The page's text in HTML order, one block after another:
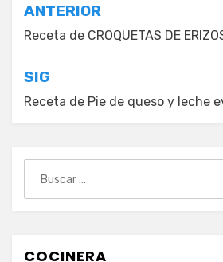
Navegación
de
entradas
ANTERIOR
Receta de CROQUETAS DE
SIG
Receta de Pie de queso y leche
COCINERA